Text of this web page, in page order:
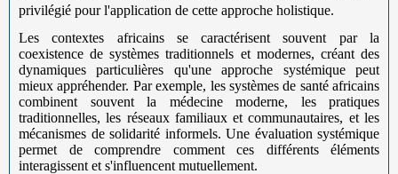
privilégié pour l'application de cette approche holistique.
Les contextes africains se caractérisent souvent par la
coexistence de systèmes traditionnels et modernes, créant des
dynamiques particulières qu'une approche systémique peut
mieux appréhender. Par exemple, les systèmes de santé africains
combinent souvent la médecine moderne, les pratiques
traditionnelles, les réseaux familiaux et communautaires, et les
mécanismes de solidarité informels. Une évaluation systémique
permet de comprendre comment ces différents éléments
interagissent et s'influencent mutuellement.